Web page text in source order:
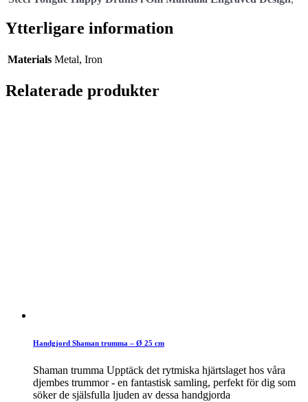
Ytterligare information
Materials Metal, Iron
Relaterade produkter
Handgjord Shaman trumma – Ø 25 cm
Shaman trumma Upptäck det rytmiska hjärtslaget hos våra
djembes trummor - en fantastisk samling, perfekt för dig som
söker de själsfulla ljuden av dessa handgjorda